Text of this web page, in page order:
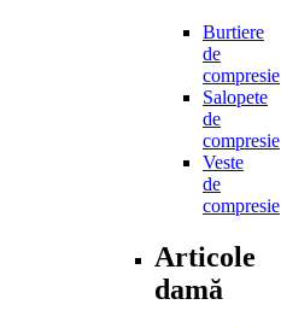
Burtiere
de
compresie
Salopete
de
compresie
Veste
de
compresie
Articole
damă